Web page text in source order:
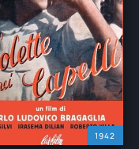
1942